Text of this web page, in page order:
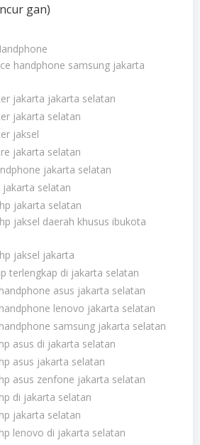
gan)
handphone samsung jakarta
jakarta jakarta selatan
jakarta selatan
jaksel
jakarta selatan
jakarta selatan
jakarta selatan
jakarta selatan
jaksel daerah khusus ibukota
jaksel jakarta
terlengkap di jakarta selatan
asus jakarta selatan
lenovo jakarta selatan
samsung jakarta selatan
asus di jakarta selatan
asus jakarta selatan
asus zenfone jakarta selatan
di jakarta selatan
jakarta selatan
lenovo di jakarta selatan